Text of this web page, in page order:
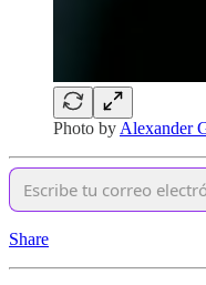
Photo by Alexander
Share